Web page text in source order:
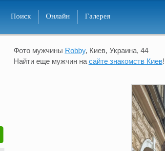
Поиск Онлайн Галерея
Фото мужчины Robby, Киев, Украина, 44
Найти еще мужчин на сайте знакомств Киев!